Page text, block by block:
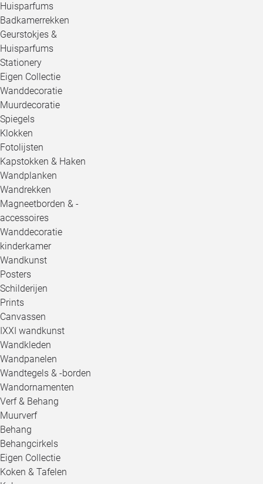
Huisparfums
Badkamerrekken
Geurstokjes &
Huisparfums
Stationery
Eigen Collectie
Wanddecoratie
Muurdecoratie
Spiegels
Klokken
Fotolijsten
Kapstokken & Haken
Wandplanken
Wandrekken
Magneetborden & -
accessoires
Wanddecoratie
kinderkamer
Wandkunst
Posters
Schilderijen
Prints
Canvassen
IXXI wandkunst
Wandkleden
Wandpanelen
Wandtegels & -borden
Wandornamenten
Verf & Behang
Muurverf
Behang
Behangcirkels
Eigen Collectie
Koken & Tafelen